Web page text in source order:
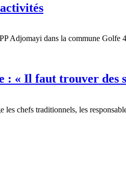
Adjomayi dans la commune
: « Il faut trouver des
chefs traditionnels, les